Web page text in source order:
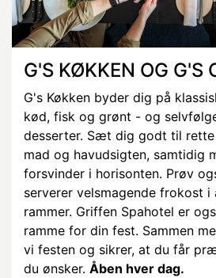
G'S KØKKEN OG G'S
G's Køkken byder dig på
kød, fisk og grønt - og
desserter. Sæt dig godt til
mad og havudsigten, samtidig
forsvinder i horisonten. Prøv
serverer velsmagende frokost i
rammer. Griffen Spahotel er
ramme for din fest. Sammen
vi festen og sikrer, at du får
du ønsker. Åben hver dag.